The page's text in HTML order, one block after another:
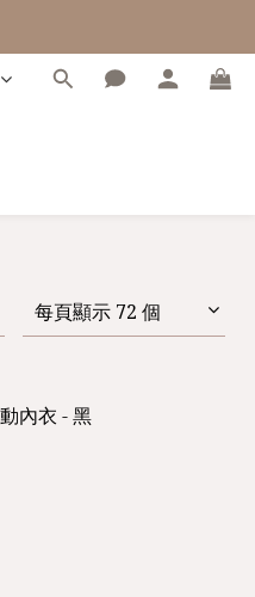
每頁顯示 72 個